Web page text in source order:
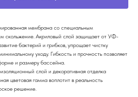
мембрана со специальным
скольжение. Акриловый слой защищает от УФ-
бактерий и грибков, упрощает чистку
уходу. Гибкость и прочность позволяет
и размеру бассейна.
слой и декоративная отделка
цветовая гамма воплотит в реальность
решение.